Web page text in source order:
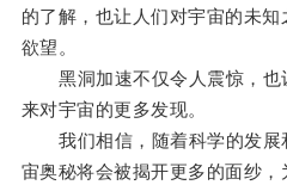
的了解，也让人们对宇宙的未
欲望。
黑洞加速不仅令人震惊，也
来对宇宙的更多发现。
我们相信，随着科学的发展
宙奥秘将会被揭开更多的面纱